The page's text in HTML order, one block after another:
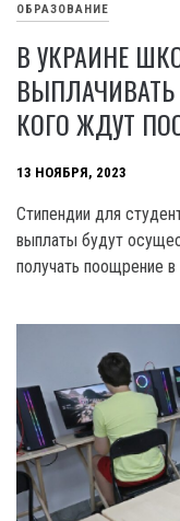
ОБРАЗОВАНИЕ
В УКРАИНЕ
КОГО ЖДУТ
13 НОЯБРЯ, 2023
Стипендии для
выплаты будут
получать поощрение